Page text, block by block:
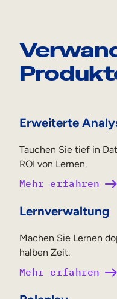
Erweiterte
Tauchen Sie tief in
ROI von Lernen.
Mehr erfahren
Lernverwaltung
Machen Sie Lernen
halben Zeit.
Mehr erfahren